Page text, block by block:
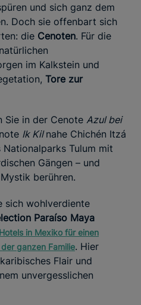
und sich ganz dem
Doch sie offenbart sich
die Cenoten. Für die
im Kalkstein und
Tore zur
Sie in der Cenote Azul bei
Ik Kilnahe Chichén Itzá
Tulum mit
Gängen – und
berühren.
sich wohlverdiente
Paraíso Maya
in Mexiko für einen
ganzen Familie. Hier
Flair und
unvergesslichen